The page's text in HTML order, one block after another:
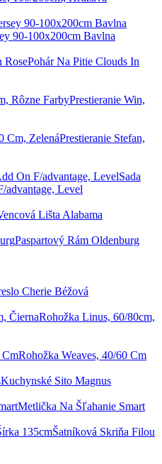
90-100x200cm Bavlna
Pohár Na Pitie Clouds In
Prestieranie Win,
Prestieranie Stefan,
Sada
advantage, Level
Lišta Alabama
Paspartový Rám Oldenburg
Cherie Béžová
Rohožka Linus, 60/80cm,
Rohožka Weaves, 40/60 Cm
Kuchynské Sito Magnus
Metlička Na Šľahanie Smart
Šatníková Skriňa Filou